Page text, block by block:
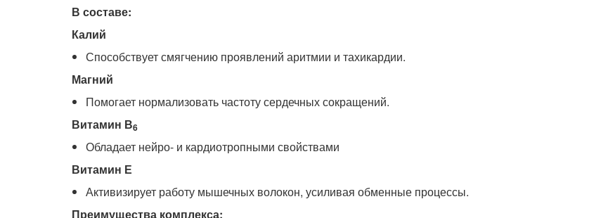
В составе:
Калий
Способствует смягчению проявлений аритмии и тахикардии.
Магний
Помогает нормализовать частоту сердечных сокращений.
Витамин В6
Обладает нейро- и кардиотропными свойствами
Витамин Е
Активизирует работу мышечных волокон, усиливая обменные процессы.
Преимущества комплекса: